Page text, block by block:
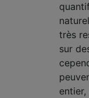
très
sur